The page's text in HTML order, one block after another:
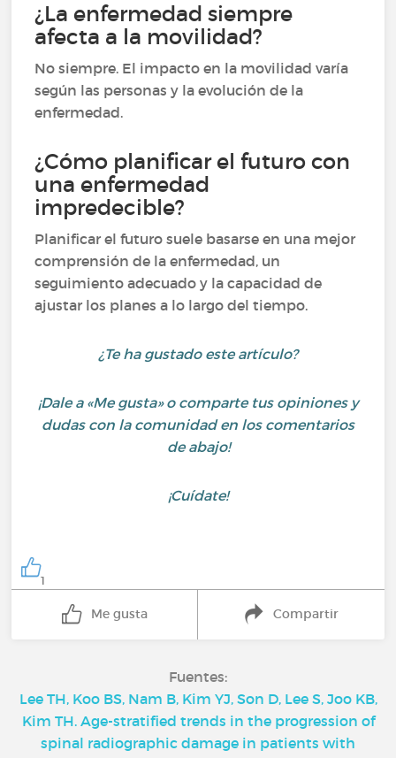
¿La enfermedad siempre
afecta a la movilidad?
No siempre. El impacto en la movilidad varía
según las personas y la evolución de la
enfermedad.
¿Cómo planificar el futuro con
una enfermedad
impredecible?
Planificar el futuro suele basarse en una mejor
comprensión de la enfermedad, un
seguimiento adecuado y la capacidad de
ajustar los planes a lo largo del tiempo.
¿Te ha gustado este artículo?
¡Dale a «Me gusta» o comparte tus opiniones y
dudas con la comunidad en los comentarios
de abajo!
¡Cuídate!
1
Me gusta Compartir
Fuentes:
Lee TH, Koo BS, Nam B, Kim YJ, Son D, Lee S, Joo KB,
Kim TH. Age-stratified trends in the progression of
spinal radiographic damage in patients with